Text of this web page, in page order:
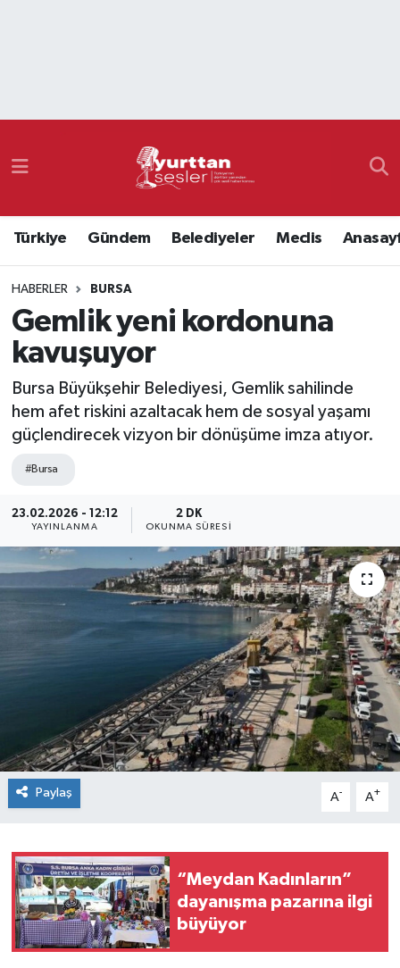
Türkiye Gündem Belediyeler Meclis
HABERLER BURSA
Gemlik yeni kordonuna
kavuşuyor
Bursa Büyükşehir Belediyesi, Gemlik sahilinde
hem afet riskini azaltacak hem de sosyal yaşamı
güçlendirecek vizyon bir dönüşüme imza atıyor.
#Bursa
23.02.2026 - 12:12
YAYINLANMA
2 DK
OKUNMA SÜRESI
Paylaş A- A+
“Meydan Kadınların”
dayanışma pazarına ilgi
büyüyor
Namaz Vakitleri
Süper Lig Puan Durumu ve Fikstür
Tüm Manşetler
Son Dakika Haberleri
Haber Arşivi